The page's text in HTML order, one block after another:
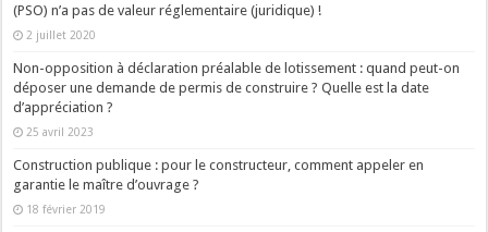
(PSO) n’a pas de valeur réglementaire (juridique) !
2 juillet 2020
Non-opposition à déclaration préalable de lotissement : quand peut-on
déposer une demande de permis de construire ? Quelle est la date
d’appréciation ?
25 avril 2023
Construction publique : pour le constructeur, comment appeler en
garantie le maître d’ouvrage ?
18 février 2019